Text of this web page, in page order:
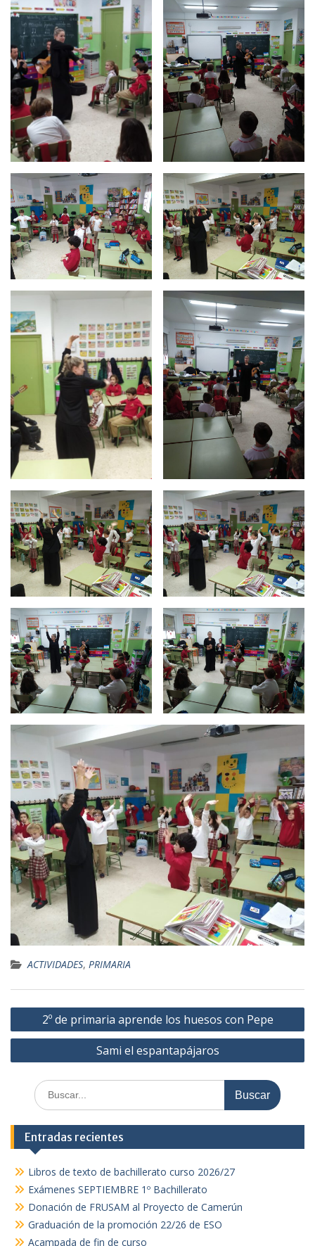
ACTIVIDADES, PRIMARIA
Navegación
de
2º de primaria aprende los huesos con Pepe
Sami el espantapájaros
Buscar:
Entradas recientes
Libros de texto de bachillerato curso 2026/27
Exámenes SEPTIEMBRE 1º Bachillerato
Donación de FRUSAM al Proyecto de Camerún
Graduación de la promoción 22/26 de ESO
Acampada de fin de curso